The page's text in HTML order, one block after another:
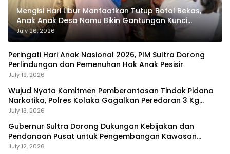
Mengisi Hari Libur Manfaatkan Tutup Botol Bekas,
Anak Anak Desa Namu Bikin Gantungan Kunci
Bernilai Ekonomi
July 26, 2026
Peringati Hari Anak Nasional 2026, PIM Sultra Dorong
Perlindungan dan Pemenuhan Hak Anak Pesisir
July 19, 2026
Wujud Nyata Komitmen Pemberantasan Tindak Pidana
Narkotika, Polres Kolaka Gagalkan Peredaran 3 Kg
Sabu-Sabu
July 13, 2026
Gubernur Sultra Dorong Dukungan Kebijakan dan
Pendanaan Pusat untuk Pengembangan Kawasan
Liangkobhori
July 12, 2026